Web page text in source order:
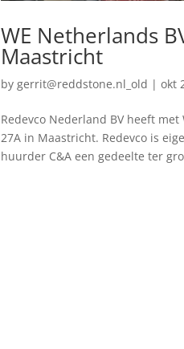
WE Netherlands
Maastricht
bygerrit@reddstone.nl_old |okt
Redevco Nederland BV heeft
27A in Maastricht. Redevco is
huurder C&A een gedeelte ter